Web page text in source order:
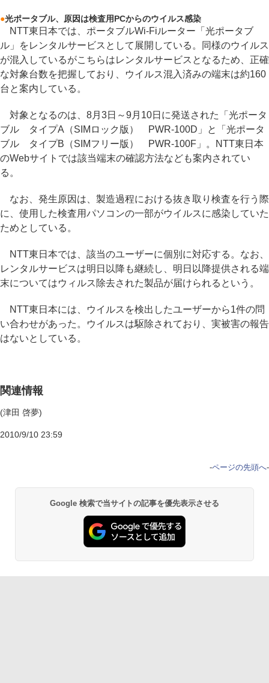
●光ポータブル、原因は検査用PCからのウイルス感染
NTT東日本では、ポータブルWi-Fiルーター「光ポータブ
ル」をレンタルサービスとして展開している。同様のウイルス
が混入しているがこちらはレンタルサービスとなるため、正確
な対象台数を把握しており、ウイルス混入済みの端末は約160
台と案内している。
対象となるのは、8月3日～9月10日に発送された「光ポータ
ブル タイプA（SIMロック版） PWR-100D」と「光ポータ
ブル タイプB（SIMフリー版） PWR-100F」。NTT東日本
のWebサイトでは該当端末の確認方法なども案内されてい
る。
なお、発生原因は、製造過程における抜き取り検査を行う際
に、使用した検査用パソコンの一部がウイルスに感染していた
ためとしている。
NTT東日本では、該当のユーザーに個別に対応する。なお、
レンタルサービスは明日以降も継続し、明日以降提供される端
末についてはウィルス除去された製品が届けられるという。
NTT東日本には、ウイルスを検出したユーザーから1件の問
い合わせがあった。ウイルスは駆除されており、実被害の報告
はないとしている。
関連情報
(津田 啓夢)
2010/9/10 23:59
-ページの先頭へ-
Google 検索で当サイトの記事を優先表示させる